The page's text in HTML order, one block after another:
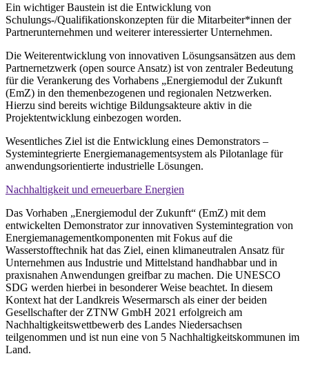
Ein wichtiger Baustein ist die Entwicklung von
Schulungs-/Qualifikationskonzepten für die Mitarbeiter*innen der
Partnerunternehmen und weiterer interessierter Unternehmen.
Die Weiterentwicklung von innovativen Lösungsansätzen aus dem
Partnernetzwerk (open source Ansatz) ist von zentraler Bedeutung
für die Verankerung des Vorhabens „Energiemodul der Zukunft
(EmZ) in den themenbezogenen und regionalen Netzwerken.
Hierzu sind bereits wichtige Bildungsakteure aktiv in die
Projektentwicklung einbezogen worden.
Wesentliches Ziel ist die Entwicklung eines Demonstrators –
Systemintegrierte Energiemanagementsystem als Pilotanlage für
anwendungsorientierte industrielle Lösungen.
Nachhaltigkeit und erneuerbare Energien
Das Vorhaben „Energiemodul der Zukunft“ (EmZ) mit dem
entwickelten Demonstrator zur innovativen Systemintegration von
Energiemanagementkomponenten mit Fokus auf die
Wasserstofftechnik hat das Ziel, einen klimaneutralen Ansatz für
Unternehmen aus Industrie und Mittelstand handhabbar und in
praxisnahen Anwendungen greifbar zu machen. Die UNESCO
SDG werden hierbei in besonderer Weise beachtet. In diesem
Kontext hat der Landkreis Wesermarsch als einer der beiden
Gesellschafter der ZTNW GmbH 2021 erfolgreich am
Nachhaltigkeitswettbewerb des Landes Niedersachsen
teilgenommen und ist nun eine von 5 Nachhaltigkeitskommunen im
Land.